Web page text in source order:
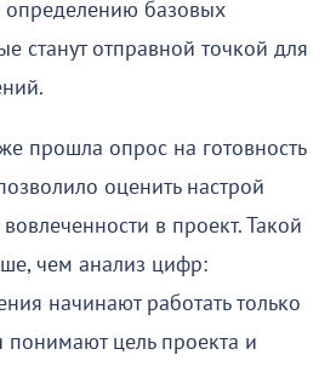
определению базовых
станут отправной точкой для
прошла опрос на готовность
оценить настрой
в проект. Такой
чем анализ цифр:
начинают работать только
понимают цель проекта и